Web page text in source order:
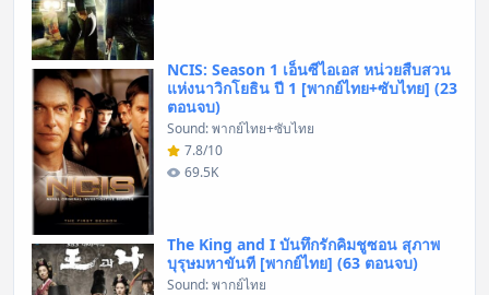
NCIS: Season 1 เอ็นซีไอเอส หน่วยสืบสวน
แห่งนาวิกโยธิน ปี 1 [พากย์ไทย+ซับไทย] (23
ตอนจบ)
Sound: พากย์ไทย+ซับไทย
7.8/10
69.5K
The King and I บันทึกรักคิมชูซอน สุภาพ
บุรุษมหาขันที [พากย์ไทย] (63 ตอนจบ)
Sound: พากย์ไทย